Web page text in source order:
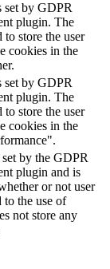
set by GDPR
plugin. The
to store the user
cookies in the
set by GDPR
plugin. The
to store the user
cookies in the
by the GDPR
plugin and is
or not user
to the use of
not store any